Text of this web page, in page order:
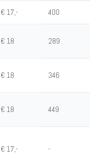
€ 17,- 400
€ 18 289
€ 18 346
€ 18 449
€ 17,- -